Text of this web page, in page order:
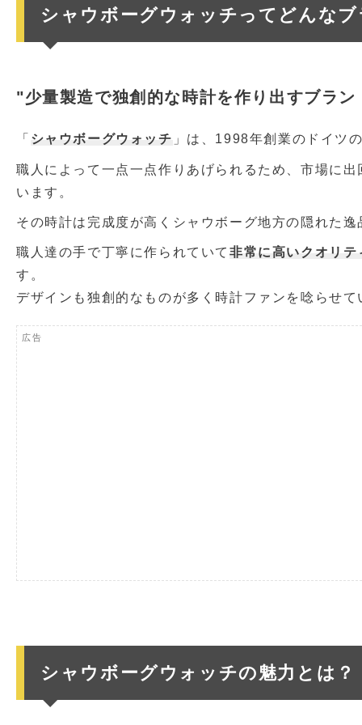
シャウボーグウォッチってどんな
"少量製造で独創的な時計を作り出すブラ
「 シャウボーグウォッチ 」は、1998年創業のドイツ
職人によって一点一点作りあげられるため、市場に
います。
その時計は完成度が高くシャウボーグ地方の隠れた
職人達の手で丁寧に作られていて 非常に高いクオリテ
す。
デザインも独創的なものが多く時計ファンを唸らせて
広告
シャウボーグウォッチの魅力とは？